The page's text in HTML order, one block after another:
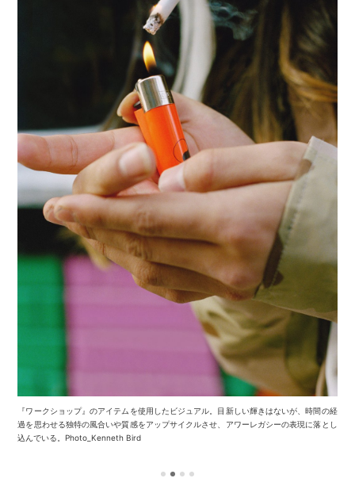
『ワークショップ』のアイテムを使用したビジュアル。目新しい輝きはないが、時間の経
過を思わせる独特の風合いや質感をアップサイクルさせ、アワーレガシーの表現に落とし
込んでいる。Photo_Kenneth Bird